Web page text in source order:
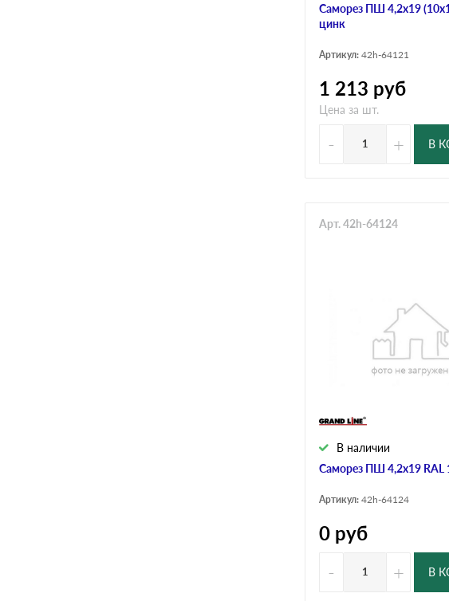
Саморез ПШ 4,2х19
цинк
Артикул: 42h-64121
1 213 руб
Цена за шт.
- + В
Саморез ПШ 4,2х19 RAL
В наличии
Арт. 42h-64124
Артикул: 42h-64124
0 руб
-
+ В